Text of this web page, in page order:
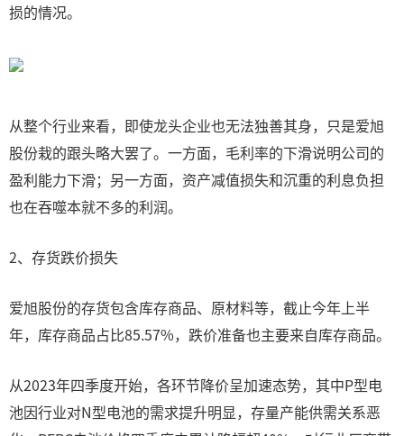
损的情况。
从整个行业来看，即使龙头企业也无法独善其身，只是爱旭
股份栽的跟头略大罢了。一方面，毛利率的下滑说明公司的
盈利能力下滑；另一方面，资产减值损失和沉重的利息负担
也在吞噬本就不多的利润。
2、存货跌价损失
爱旭股份的存货包含库存商品、原材料等，截止今年上半
年，库存商品占比85.57%，跌价准备也主要来自库存商品。
从2023年四季度开始，各环节降价呈加速态势，其中P型电
池因行业对N型电池的需求提升明显，存量产能供需关系恶